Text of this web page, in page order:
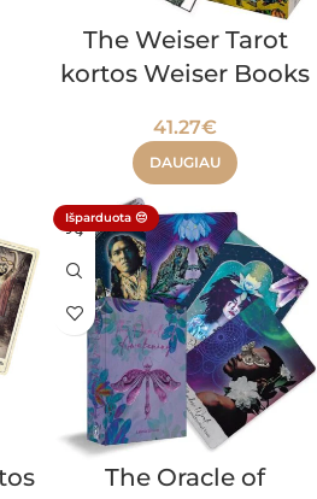
The Weiser Tarot
kortos Weiser Books
41.27€
DAUGIAU
Išparduota 😔
The Oracle of